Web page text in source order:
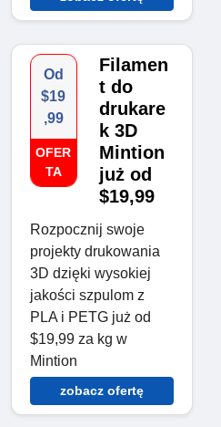
Od
$19
,99
OFER
TA
Filamen
t do
drukare
k 3D
Mintion
już od
$19,99
Rozpocznij swoje
projekty drukowania
3D dzięki wysokiej
jakości szpulom z
PLA i PETG już od
$19,99 za kg w
Mintion
zobacz ofertę